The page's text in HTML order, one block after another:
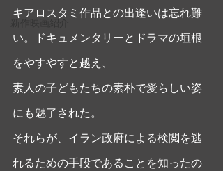
新作映画紹介
キアロスタミ作品との出逢いは忘れ難
い。ドキュメンタリーとドラマの垣根
をやすやすと越え、
素人の子どもたちの素朴で愛らしい姿
にも魅了された。
それらが、イラン政府による検閲を逃
れるための手段であることを知ったの